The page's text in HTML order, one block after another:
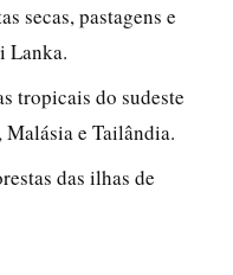
secas, pastagens e
Lanka.
tropicais do sudeste
e Tailândia.
das ilhas de